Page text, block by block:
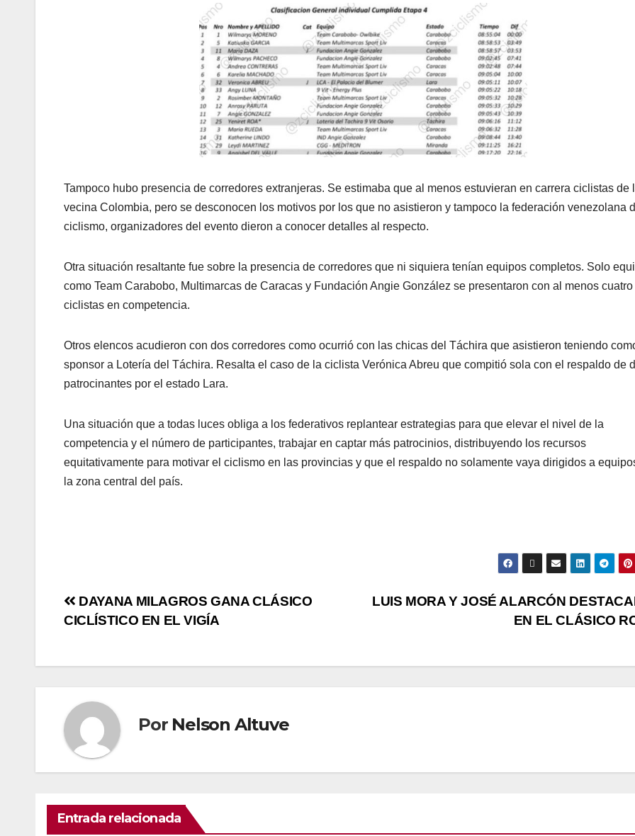
Tampoco hubo presencia de corredores extranjeras. Se estimaba que al menos estuvieran en carrera ciclistas de
vecina Colombia, pero se desconocen los motivos por los que no asistieron y tampoco la federación venezolana
ciclismo, organizadores del evento dieron a conocer detalles al respecto.
Otra situación resaltante fue sobre la presencia de corredores que ni siquiera tenían equipos completos. Solo
como Team Carabobo, Multimarcas de Caracas y Fundación Angie González se presentaron con al menos cuatro
ciclistas en competencia.
Otros elencos acudieron con dos corredores como ocurrió con las chicas del Táchira que asistieron teniendo
sponsor a Lotería del Táchira. Resalta el caso de la ciclista Verónica Abreu que compitió sola con el respaldo de
patrocinantes por el estado Lara.
Una situación que a todas luces obliga a los federativos replantear estrategias para que elevar el nivel de la
competencia y el número de participantes, trabajar en captar más patrocinios, distribuyendo los recursos
equitativamente para motivar el ciclismo en las provincias y que el respaldo no solamente vaya dirigidos a
la zona central del país.
LUIS MORA Y JOSÉ ALARCÓN
EN EL CLÁSICO
DAYANA MILAGROS GANA CLÁSICO
CICLÍSTICO EN EL VIGÍA
Por Nelson Altuve
Entrada relacionada